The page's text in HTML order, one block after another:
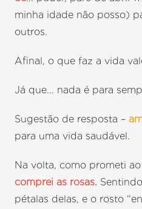
minha idade não posso)
outros.
Afinal, o que faz a vida
Já que... nada é para
Sugestão de resposta –
para uma vida saudável.
Na volta, como prometi
comprei as rosas.
pétalas delas, e o rosto